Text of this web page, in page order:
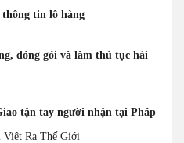
thông tin lô hàng
đóng gói và làm thủ tục hải
tận tay người nhận tại Pháp
Việt Ra Thế Giới